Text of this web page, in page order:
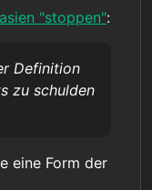
gerechtfertigt
natürlich
"stoppen"
nunmal nicht
deshalb betone
nur bei
"stoppen":
Definition
zu schulden
eine Form der